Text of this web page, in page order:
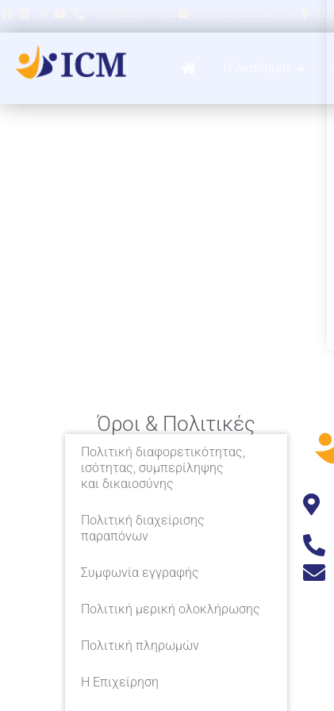
Όροι & Πολιτικές
Πολιτική διαφορετικότητας,
ισότητας, συμπερίληψης
και δικαιοσύνης
Πολιτική διαχείρισης
παραπόνων
Συμφωνία εγγραφής
Πολιτική μερική ολοκλήρωσης
Πολιτική πληρωμών
Η Επιχείρηση